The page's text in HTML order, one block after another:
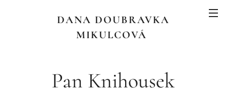
DANA DOUBRAVKA
MIKULCOVÁ
Pan Knihousek